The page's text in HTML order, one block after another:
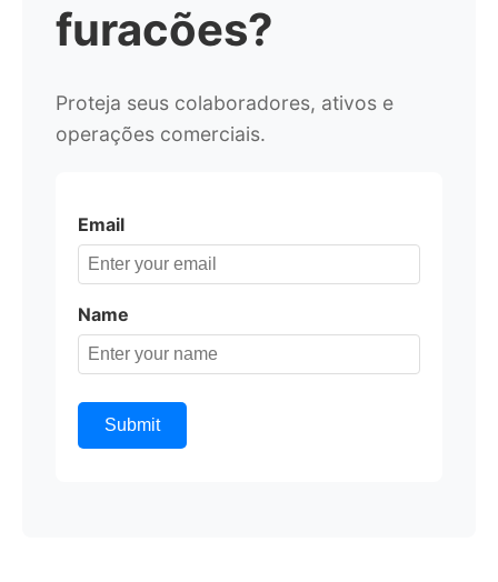
furacões?
Proteja seus colaboradores, ativos e
operações comerciais.
Email
Name
Submit